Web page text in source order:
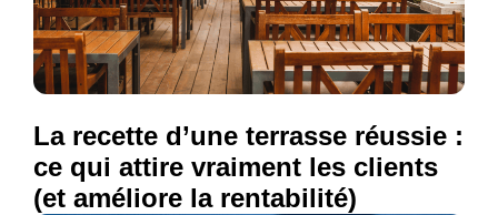
La recette d’une terrasse réussie :
ce qui attire vraiment les clients
(et améliore la rentabilité)